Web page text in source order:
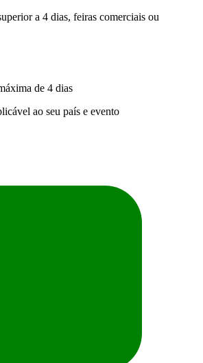
a 4 dias, feiras comerciais ou
de 4 dias
ao seu país e evento